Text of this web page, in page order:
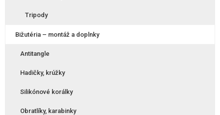
Tripody
Bižutéria – montáž a doplnky
Antitangle
Hadičky, krúžky
Silikónové korálky
Obratlíky, karabinky